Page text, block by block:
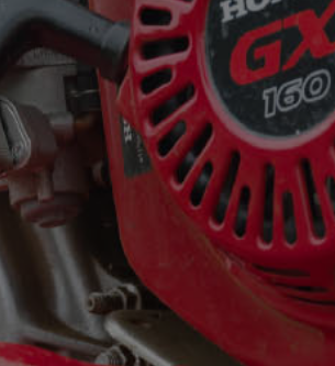
DKK 0,00
Gå til kassen